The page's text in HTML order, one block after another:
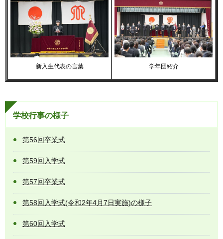
新入生代表の言葉 学年団紹介
学校行事の様子
第56回卒業式
第59回入学式
第57回卒業式
第58回入学式(令和2年4月7日実施)の様子
第60回入学式